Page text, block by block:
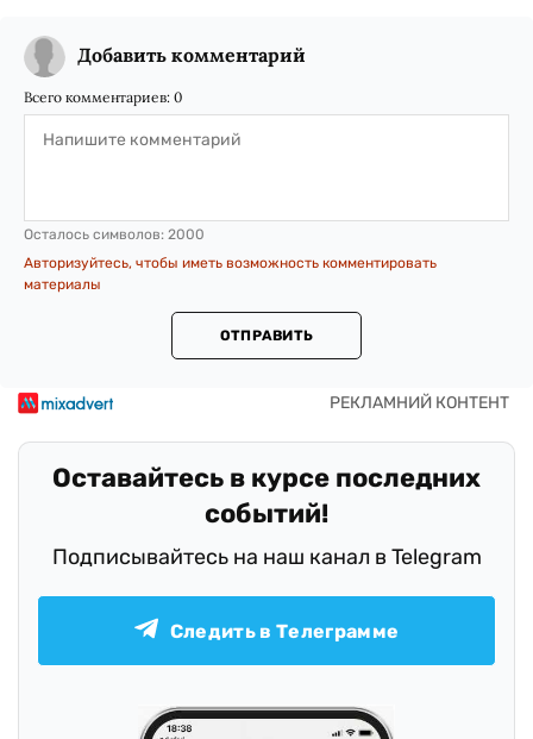
Добавить комментарий
Всего комментариев: 0
Осталось символов: 2000
Авторизуйтесь, чтобы иметь возможность комментировать
материалы
ОТПРАВИТЬ
Оставайтесь в курсе последних
событий!
Подписывайтесь на наш канал в Telegram
Следить в Телеграмме